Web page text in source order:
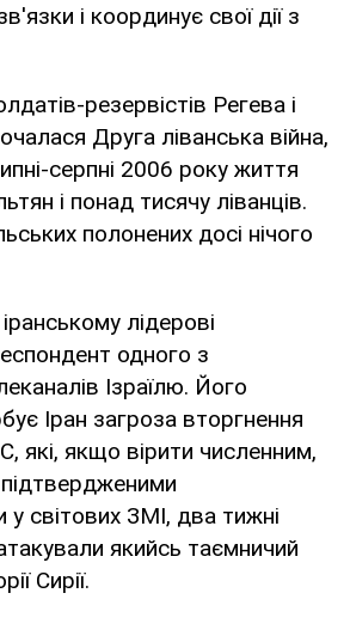
і координує свої дії з
резервістів Регева і
Друга ліванська війна,
серпні 2006 року життя
і понад тисячу ліванців.
полонених досі нічого
лідерові
одного з
Ізраїлю. Його
Іран загроза вторгнення
які, якщо вірити численним,
світових ЗМІ, два тижні
якийсь таємничий
Сирії.